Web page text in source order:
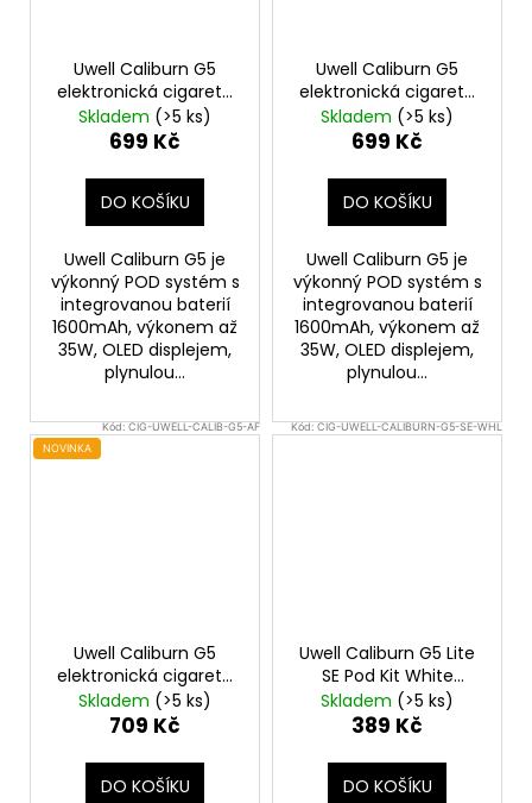
Uwell Caliburn G5
elektronická cigareta
1600mAh Black Gold
Skladem (>5 ks)
699 Kč
DO KOŠÍKU
Uwell Caliburn G5 je
výkonný POD systém s
integrovanou baterií
1600mAh, výkonem až
35W, OLED displejem,
plynulou...
Uwell Caliburn G5
elektronická cigareta
1600mAh Black Carbon
Skladem (>5 ks)
699 Kč
DO KOŠÍKU
Uwell Caliburn G5 je
výkonný POD systém s
integrovanou baterií
1600mAh, výkonem až
35W, OLED displejem,
plynulou...
Kód: CIG-UWELL-CALIB-G5-AF
NOVINKA
Uwell Caliburn G5
elektronická cigareta
1600mAh Aurora
Feathers
Skladem (>5 ks)
709 Kč
DO KOŠÍKU
Kód: CIG-UWELL-CALIBURN-G5-SE-WHL
Uwell Caliburn G5 Lite
SE Pod Kit White
LeatherElektronická
cigareta 1600mAh
Skladem (>5 ks)
389 Kč
DO KOŠÍKU